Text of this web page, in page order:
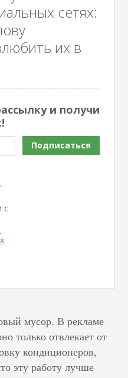
сетях:
их в
и получи
с
Подписаться
мусор. В рекламе
только отвлекает от
кондиционеров,
эту работу лучше